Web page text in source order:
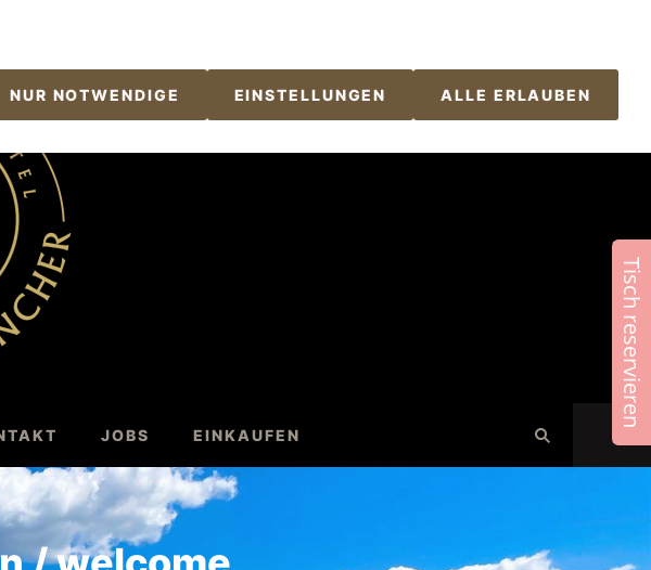
JOBS EINKAUFEN
Tisch reservieren
NUR NOTWENDIGE EINSTELLUNGEN ALLE ERLAUBEN